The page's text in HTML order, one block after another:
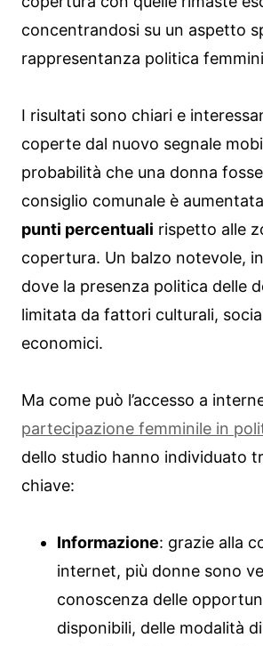
concentrandosi su un aspetto
rappresentanza politica
I risultati sono chiari e
coperte dal nuovo segnale
probabilità che una donna
consiglio comunale è
punti percentuali rispetto alle
copertura. Un balzo notevole,
dove la presenza politica delle
limitata da fattori culturali,
economici.
Ma come può l’accesso a
partecipazione femminile in
dello studio hanno individuato
chiave:
Informazione: grazie alla
internet, più donne sono
conoscenza delle
disponibili, delle modalità